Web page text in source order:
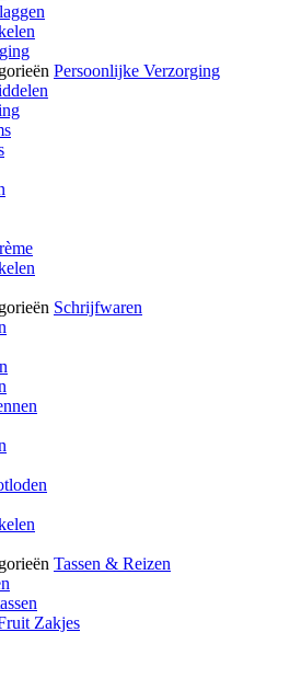
Persoonlijke Verzorging
Schrijfwaren
Tassen & Reizen
Zakjes